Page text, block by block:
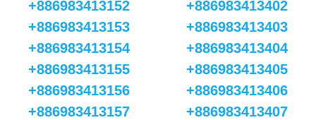
+886983413152
+886983413153
+886983413154
+886983413155
+886983413156
+886983413157
+886983413402
+886983413403
+886983413404
+886983413405
+886983413406
+886983413407